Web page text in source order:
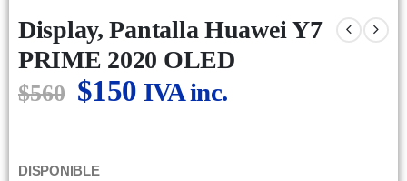
Display, Pantalla Huawei Y7
PRIME 2020 OLED
$560 $150 IVA inc.
DISPONIBLE